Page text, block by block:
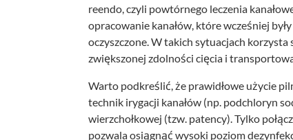
reendo, czyli powtórnego leczenia
opracowanie kanałów, które wcześniej
oczyszczone. W takich sytuacjach
zwiększonej zdolności cięcia i
Warto podkreślić, że prawidłowe użycie
technik irygacji kanałów (np. podchloryn
wierzchołkowej (tzw. patency). Tylko
pozwala osiągnąć wysoki poziom